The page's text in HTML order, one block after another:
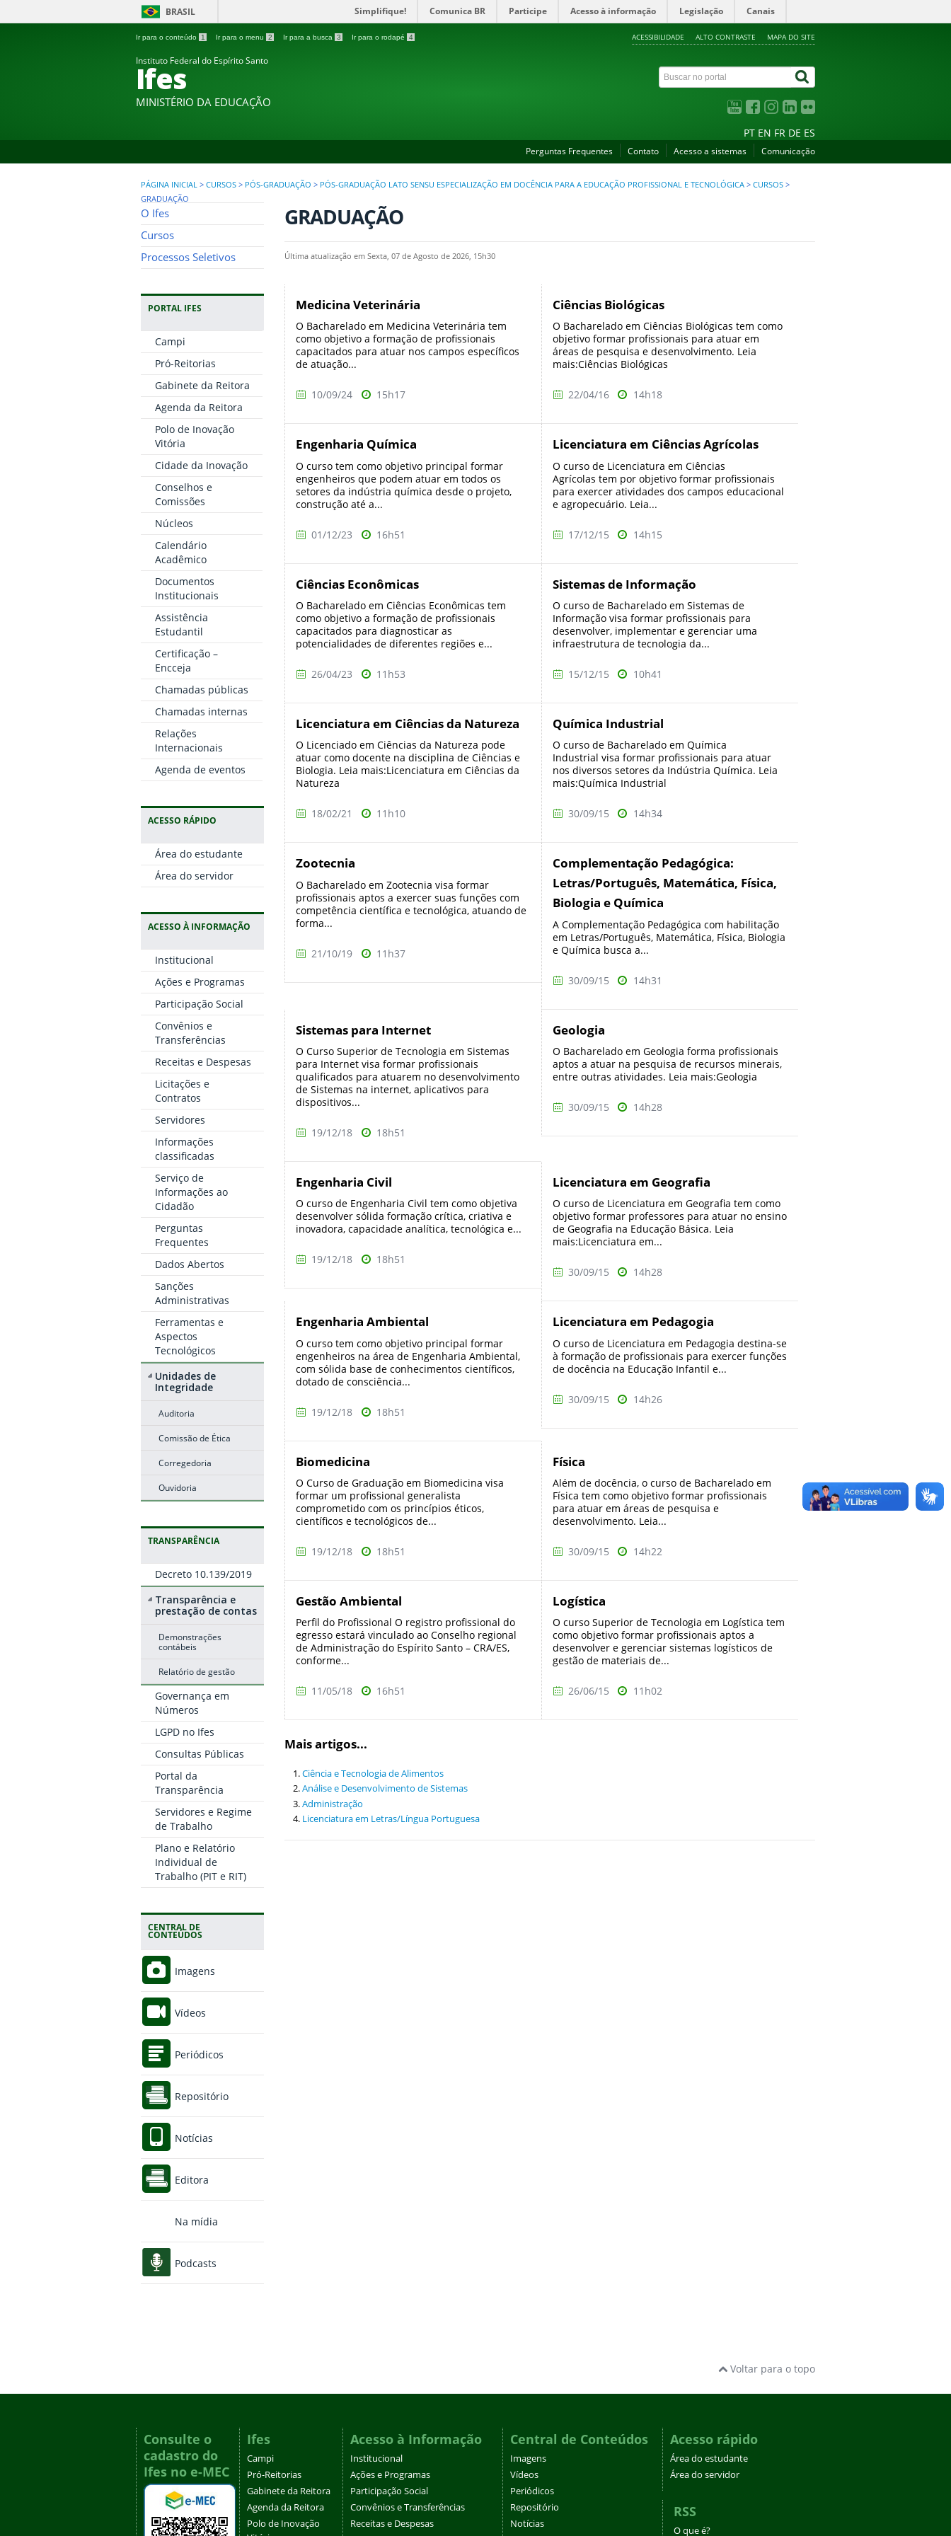
BRASIL Simplifique! Comunica BR Participe Acesso à informação Legislação Canais
Ir para o conteúdo 1 Ir para o menu 2 Ir para a busca 3 Ir para o rodapé 4 ACESSIBILIDADE ALTO CONTRASTE MAPA DO SITE
Instituto Federal do Espírito Santo
Ifes
MINISTÉRIO DA EDUCAÇÃO
PT EN FR DE ES
Perguntas Frequentes Contato Acesso a sistemas Comunicação
PÁGINA INICIAL > CURSOS > PÓS-GRADUAÇÃO > PÓS-GRADUAÇÃO LATO SENSU ESPECIALIZAÇÃO EM DOCÊNCIA PARA A EDUCAÇÃO PROFISSIONAL E TECNOLÓGICA > CURSOS >
GRADUAÇÃO
O Ifes
Cursos
Processos Seletivos
PORTAL IFES
Campi
Pró-Reitorias
Gabinete da Reitora
Agenda da Reitora
Polo de Inovação
Vitória
Cidade da Inovação
Conselhos e
Comissões
Núcleos
Calendário
Acadêmico
Documentos
Institucionais
Assistência
Estudantil
Certificação –
Encceja
Chamadas públicas
Chamadas internas
Relações
Internacionais
Agenda de eventos
ACESSO RÁPIDO
Área do estudante
Área do servidor
ACESSO À INFORMAÇÃO
Institucional
Ações e Programas
Participação Social
Convênios e
Transferências
Receitas e Despesas
Licitações e
Contratos
Servidores
Informações
classificadas
Serviço de
Informações ao
Cidadão
Perguntas
Frequentes
Dados Abertos
Sanções
Administrativas
Ferramentas e
Aspectos
Tecnológicos
Unidades de
Integridade
Auditoria
Comissão de Ética
Corregedoria
Ouvidoria
TRANSPARÊNCIA
Decreto 10.139/2019
Transparência e
prestação de contas
Demonstrações
contábeis
Relatório de gestão
Governança em
Números
LGPD no Ifes
Consultas Públicas
Portal da
Transparência
Servidores e Regime
de Trabalho
Plano e Relatório
Individual de
Trabalho (PIT e RIT)
CENTRAL DE
CONTEÚDOS
Imagens
Vídeos
Periódicos
Repositório
Notícias
Editora
Na mídia
Podcasts
GRADUAÇÃO
Última atualização em Sexta, 07 de Agosto de 2026, 15h30
Medicina Veterinária
O Bacharelado em Medicina Veterinária tem
como objetivo a formação de profissionais
capacitados para atuar nos campos específicos
de atuação...
10/09/24 15h17
Ciências Biológicas
O Bacharelado em Ciências Biológicas tem como
objetivo formar profissionais para atuar em
áreas de pesquisa e desenvolvimento. Leia
mais:Ciências Biológicas
22/04/16 14h18
Engenharia Química
O curso tem como objetivo principal formar
engenheiros que podem atuar em todos os
setores da indústria química desde o projeto,
construção até a...
01/12/23 16h51
Licenciatura em Ciências Agrícolas
O curso de Licenciatura em Ciências
Agrícolas tem por objetivo formar profissionais
para exercer atividades dos campos educacional
e agropecuário. Leia...
17/12/15 14h15
Ciências Econômicas
O Bacharelado em Ciências Econômicas tem
como objetivo a formação de profissionais
capacitados para diagnosticar as
potencialidades de diferentes regiões e...
26/04/23 11h53
Sistemas de Informação
O curso de Bacharelado em Sistemas de
Informação visa formar profissionais para
desenvolver, implementar e gerenciar uma
infraestrutura de tecnologia da...
15/12/15 10h41
Licenciatura em Ciências da Natureza
O Licenciado em Ciências da Natureza pode
atuar como docente na disciplina de Ciências e
Biologia. Leia mais:Licenciatura em Ciências da
Natureza
18/02/21 11h10
Química Industrial
O curso de Bacharelado em Química
Industrial visa formar profissionais para atuar
nos diversos setores da Indústria Química. Leia
mais:Química Industrial
30/09/15 14h34
Zootecnia
O Bacharelado em Zootecnia visa formar
profissionais aptos a exercer suas funções com
competência científica e tecnológica, atuando de
forma...
21/10/19 11h37
Complementação Pedagógica:
Letras/Português, Matemática, Física,
Biologia e Química
A Complementação Pedagógica com habilitação
em Letras/Português, Matemática, Física, Biologia
e Química busca a...
30/09/15 14h31
Sistemas para Internet
O Curso Superior de Tecnologia em Sistemas
para Internet visa formar profissionais
qualificados para atuarem no desenvolvimento
de Sistemas na internet, aplicativos para
dispositivos...
19/12/18 18h51
Geologia
O Bacharelado em Geologia forma profissionais
aptos a atuar na pesquisa de recursos minerais,
entre outras atividades. Leia mais:Geologia
30/09/15 14h28
Engenharia Civil
O curso de Engenharia Civil tem como objetiva
desenvolver sólida formação crítica, criativa e
inovadora, capacidade analítica, tecnológica e...
19/12/18 18h51
Licenciatura em Geografia
O curso de Licenciatura em Geografia tem como
objetivo formar professores para atuar no ensino
de Geografia na Educação Básica. Leia
mais:Licenciatura em...
30/09/15 14h28
Engenharia Ambiental
O curso tem como objetivo principal formar
engenheiros na área de Engenharia Ambiental,
com sólida base de conhecimentos científicos,
dotado de consciência...
19/12/18 18h51
Licenciatura em Pedagogia
O curso de Licenciatura em Pedagogia destina-se
à formação de profissionais para exercer funções
de docência na Educação Infantil e...
30/09/15 14h26
Biomedicina
O Curso de Graduação em Biomedicina visa
formar um profissional generalista
comprometido com os princípios éticos,
científicos e tecnológicos de...
19/12/18 18h51
Física
Além de docência, o curso de Bacharelado em
Física tem como objetivo formar profissionais
para atuar em áreas de pesquisa e
desenvolvimento. Leia...
30/09/15 14h22
Gestão Ambiental
Perfil do Profissional O registro profissional do
egresso estará vinculado ao Conselho regional
de Administração do Espírito Santo – CRA/ES,
conforme...
11/05/18 16h51
Logística
O curso Superior de Tecnologia em Logística tem
como objetivo formar profissionais aptos a
desenvolver e gerenciar sistemas logísticos de
gestão de materiais de...
26/06/15 11h02
Mais artigos...
Ciência e Tecnologia de Alimentos
Análise e Desenvolvimento de Sistemas
Administração
Licenciatura em Letras/Língua Portuguesa
Voltar para o topo
Consulte o
cadastro do
Ifes no e-MEC
Ifes
Campi
Pró-Reitorias
Gabinete da Reitora
Agenda da Reitora
Polo de Inovação
Acesso à Informação
Institucional
Ações e Programas
Participação Social
Convênios e Transferências
Receitas e Despesas
Central de Conteúdos
Imagens
Vídeos
Periódicos
Repositório
Notícias
Acesso rápido
Área do estudante
Área do servidor
RSS
O que é?